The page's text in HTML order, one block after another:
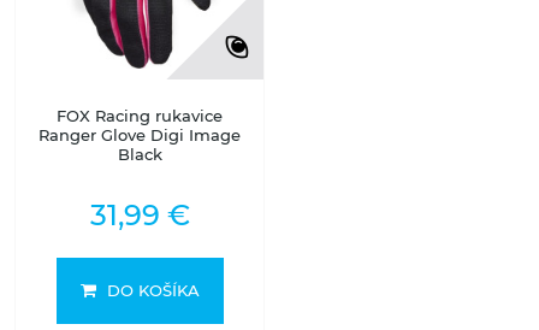
FOX Racing rukavice
Ranger Glove Digi Image
Black
31,99 €
DO KOŠÍKA